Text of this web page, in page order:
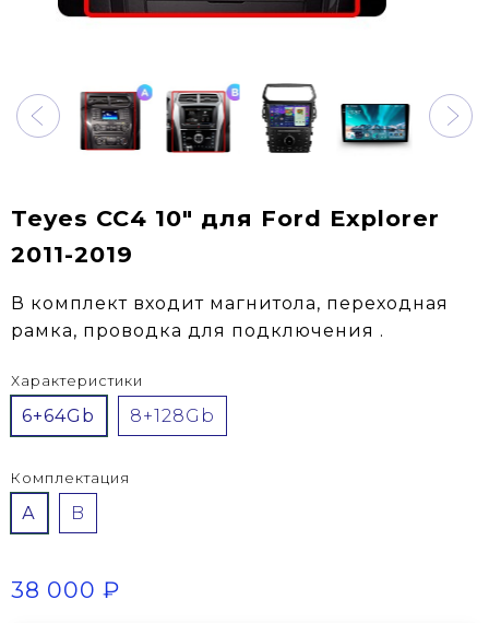
Teyes CC4 10" для Ford Explorer
2011-2019
В комплект входит магнитола, переходная
рамка, проводка для подключения .
Характеристики
6+64Gb 8+128Gb
Комплектация
А B
38 000 ₽